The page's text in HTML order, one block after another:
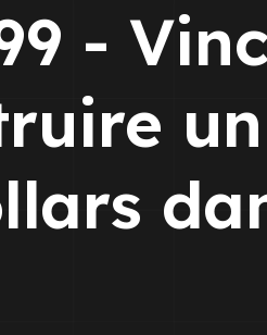
Google Ads
Emailing
Rapports Meta Ads
-